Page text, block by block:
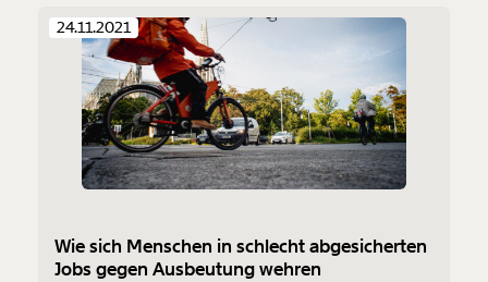
24.11.2021
Wie sich Menschen in schlecht abgesicherten
Jobs gegen Ausbeutung wehren